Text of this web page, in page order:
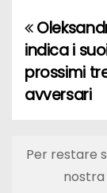
N
a
v
g
indica i
prossimi
avversari
Per restare
nostra